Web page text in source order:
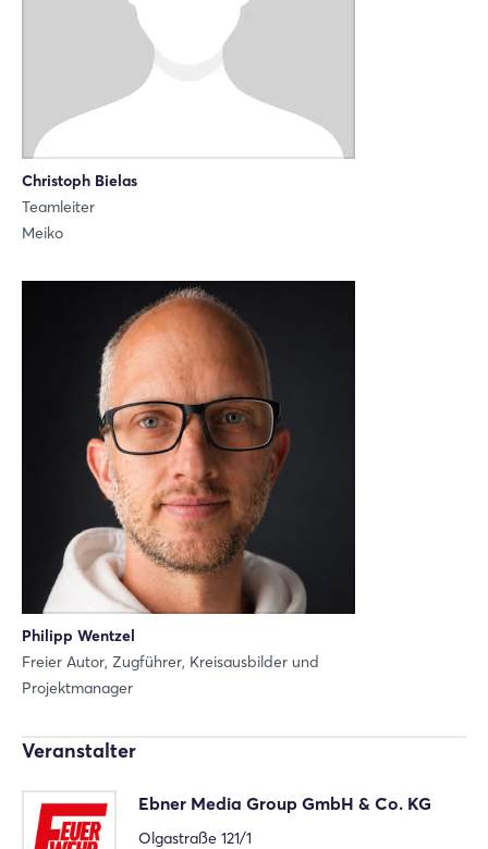
Christoph Bielas
Teamleiter
Meiko
Philipp Wentzel
Freier Autor, Zugführer, Kreisausbilder und
Projektmanager
Veranstalter
Ebner Media Group GmbH & Co. KG
Olgastraße 121/1
Login
Passwort vergessen?